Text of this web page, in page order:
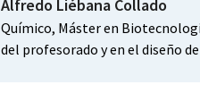
Alfredo Liébana Collado
Químico, Máster en
del profesorado y en el diseño